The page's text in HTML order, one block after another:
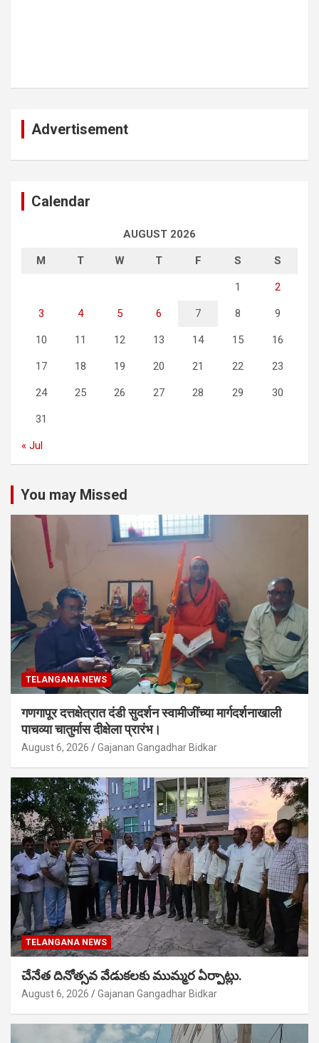
Advertisement
Calendar
AUGUST 2026
M T W T F S S
1 2
3 4 5 6 7 8 9
10 11 12 13 14 15 16
17 18 19 20 21 22 23
24 25 26 27 28 29 30
31
« Jul
You may Missed
TELANGANA NEWS
गणगापूर दत्तक्षेत्रात दंडी सुदर्शन स्वामीजींच्या मार्गदर्शनाखाली
पाचव्या चातुर्मास दीक्षेला प्रारंभ।
August 6, 2026 Gajanan Gangadhar Bidkar
TELANGANA NEWS
చేనేత దినోత్సవ వేడుకలకు ముమ్మర ఏర్పాట్లు.
August 6, 2026 Gajanan Gangadhar Bidkar